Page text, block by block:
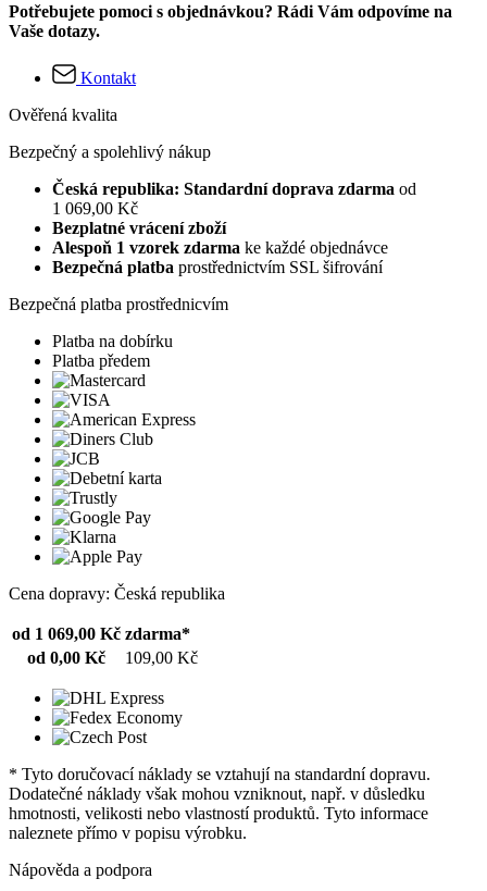
Potřebujete pomoci s objednávkou? Rádi Vám odpovíme na
Vaše dotazy.
Kontakt
Ověřená kvalita
Bezpečný a spolehlivý nákup
Česká republika: Standardní doprava zdarma od
1 069,00 Kč
Bezplatné vrácení zboží
Alespoň 1 vzorek zdarma ke každé objednávce
Bezpečná platba prostřednictvím SSL šifrování
Bezpečná platba prostřednicvím
Platba na dobírku
Platba předem
Cena dopravy: Česká republika
od 1 069,00 Kč zdarma*
od 0,00 Kč
109,00 Kč
* Tyto doručovací náklady se vztahují na standardní dopravu.
Dodatečné náklady však mohou vzniknout, např. v důsledku
hmotnosti, velikosti nebo vlastností produktů. Tyto informace
naleznete přímo v popisu výrobku.
Nápověda a podpora